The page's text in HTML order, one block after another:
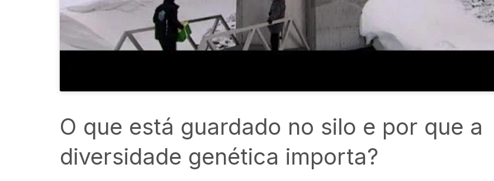
O que está guardado no silo e por que a
diversidade genética importa?